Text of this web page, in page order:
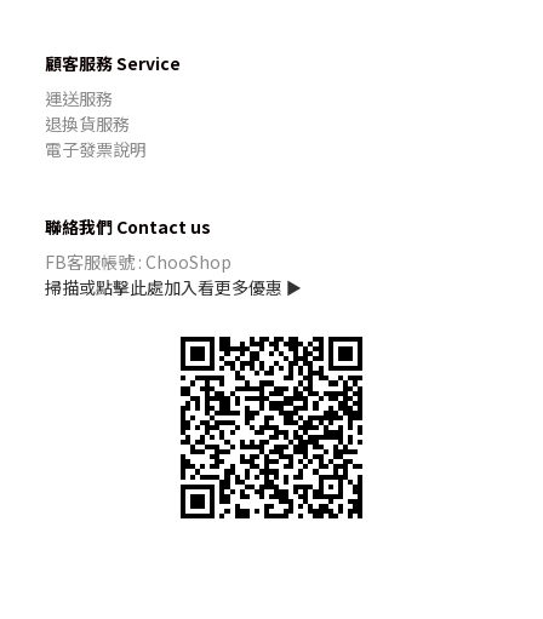
顧客服務 Service
運送服務
退換貨服務
電子發票說明
聯絡我們 Contact us
FB客服帳號 : ChooShop
掃描或點擊此處加入看更多優惠 ►